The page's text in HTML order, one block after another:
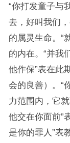
“你打发童子与
去，好叫我们
的属灵生命。“
的内在。“并我
他作保”表在此
会的良善）。“
力范围内，它
他交在你面前”
是你的罪人”表